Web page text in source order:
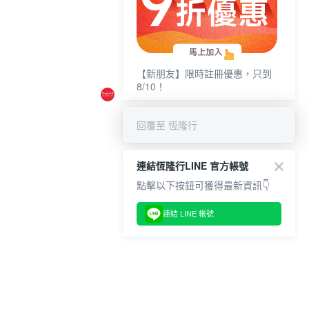
【新朋友】限時註冊優惠，只到
8/10！
回覆至 恆隆行
連結恆隆行LINE 官方帳號
點擊以下按鈕可獲得最新資訊👇
連結 LINE 帳號